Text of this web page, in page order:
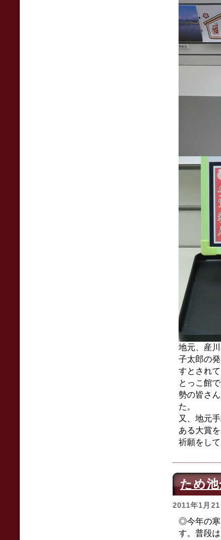
地元、産
子太郎の
すとされ
とっこ館
勢の皆さ
た。
又、地元
ある大賞
祈願をし
ため
2011年1月
◎今年の寒
す。普段